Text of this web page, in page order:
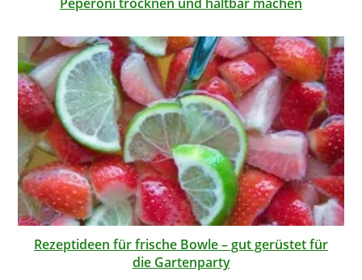
Rezeptideen für frische Bowle – gut gerüstet für
die Gartenparty